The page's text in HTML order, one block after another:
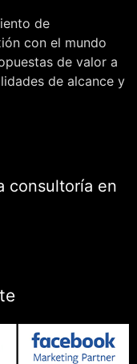
de
con el mundo
de valor a
de alcance y
consultoría en